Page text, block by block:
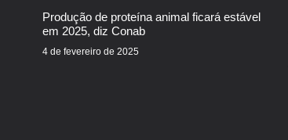
Produção de proteína animal ficará estável
em 2025, diz Conab
4 de fevereiro de 2025